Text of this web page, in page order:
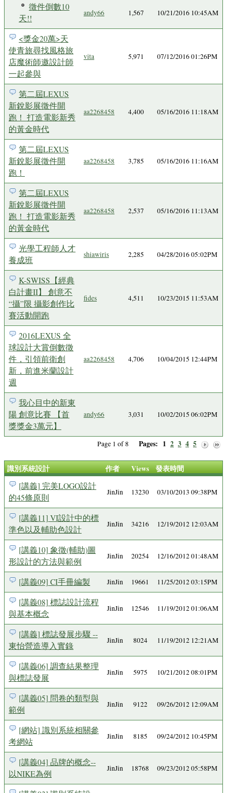
徵件倒數10
天!!
andy66 1,567 10/21/2016 10:45AM
<獎金20萬>天
使青旅尋找風格旅
店魔術師邀設計師
一起參與
vita 5,971 07/12/2016 01:26PM
第二屆LEXUS
新銳影展徵件開
跑！ 打造電影新秀
的黃金時代
aa2268458 4,400 05/16/2016 11:18AM
第二屆LEXUS
新銳影展徵件開
跑！
aa2268458 3,785 05/16/2016 11:16AM
第二屆LEXUS
新銳影展徵件開
跑！ 打造電影新秀
的黃金時代
aa2268458 2,537 05/16/2016 11:13AM
光學工程師人才
養成班
shiawiris 2,285 04/28/2016 05:02PM
K-SWISS【經典
白計畫II】 創意不
“攝”限 攝影創作比
賽活動開跑
fides 4,511 10/23/2015 11:53AM
2016LEXUS 全
球設計大賞倒數徵
件，引領前衛創
新，前進米蘭設計
週
aa2268458 4,706 10/04/2015 12:44PM
我心目中的新東
陽 創意比賽 【首
獎獎金3萬元】
andy66 3,031 10/02/2015 06:02PM
Page 1 of 8 Pages: 1 2 3 4 5
識別系統設計 作者 Views 發表時間
[講義] 完美LOGO設計
的45條原則
JinJin 13230 03/10/2013 09:38PM
[講義11] VI設計中的標
準色以及輔助色設計
JinJin 34216 12/19/2012 12:03AM
[講義10] 象徵(輔助)圖
形設計的方法與範例
JinJin 20254 12/16/2012 01:48AM
[講義09] CI手冊編製 JinJin 19661 11/25/2012 03:15PM
[講義08] 標誌設計流程
與基本概念
JinJin 12546 11/19/2012 01:06AM
[講義] 標誌發展步驟 --
東怡營造導入實錄
JinJin 8024 11/19/2012 12:21AM
[講義06] 調查結果整理
與標誌發展
JinJin 5975 10/21/2012 08:01PM
[講義05] 問卷的類型與
範例
JinJin 9122 09/26/2012 12:09AM
[網站] 識別系統相關參
考網站
JinJin 8185 09/24/2012 10:45PM
[講義04] 品牌的概念--
以NIKE為例
JinJin 18768 09/23/2012 05:58PM